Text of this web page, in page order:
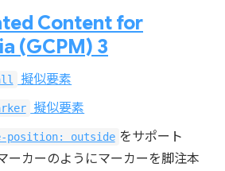
Content for
(GCPM) 3
擬似要素
擬似要素
outside をサポート
ーカーのようにマーカーを脚注本